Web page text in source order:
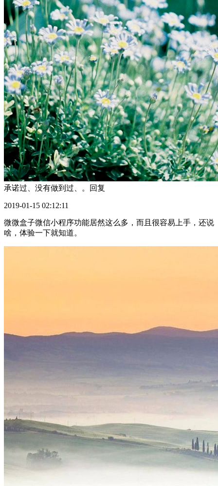
承诺过、没有做到过、。 回复
2019-01-15 02:12:11
微微盒子微信小程序功能居然这么多，而且很容易上手，还说
啥，体验一下就知道。